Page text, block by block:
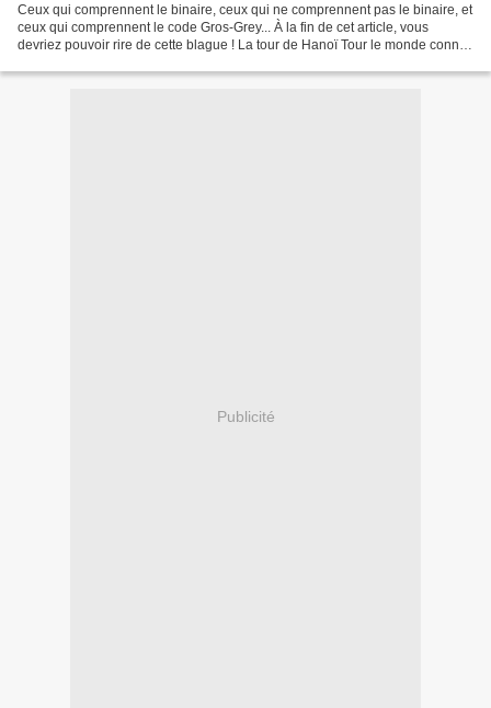
Ceux qui comprennent le binaire, ceux qui ne comprennent pas le binaire, et
ceux qui comprennent le code Gros-Grey... À la fin de cet article, vous
devriez pouvoir rire de cette blague ! La tour de Hanoï Tour le monde connaît
Publicité